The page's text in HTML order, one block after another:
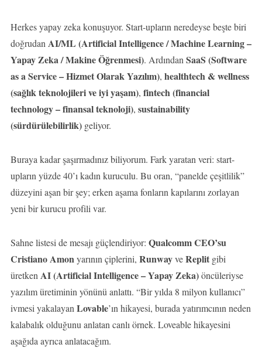
Herkes yapay zeka konuşuyor. Start-upların neredeyse beşte biri
doğrudan AI/ML (Artificial Intelligence / Machine Learning –
Yapay Zeka / Makine Öğrenmesi). Ardından SaaS (Software
as a Service – Hizmet Olarak Yazılım), healthtech & wellness
(sağlık teknolojileri ve iyi yaşam), fintech (financial
technology – finansal teknoloji), sustainability
(sürdürülebilirlik)geliyor.
Buraya kadar şaşırmadınız biliyorum. Fark yaratan veri: start-
upların yüzde 40’ı kadın kuruculu. Bu oran, “panelde çeşitlilik”
düzeyini aşan bir şey; erken aşama fonların kapılarını zorlayan
yeni bir kurucu profili var.
Sahne listesi de mesajı güçlendiriyor: Qualcomm CEO’su
Cristiano Amonyarının çiplerini, RunwayveReplitgibi
üretken AI (Artificial Intelligence – Yapay Zeka)öncüleriyse
yazılım üretiminin yönünü anlattı. “Bir yılda 8 milyon kullanıcı”
ivmesi yakalayan Lovable’ın hikayesi, burada yatırımcının neden
kalabalık olduğunu anlatan canlı örnek. Loveable hikayesini
aşağıda ayrıca anlatacağım.